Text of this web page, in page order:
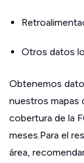
Otros datos
Obtenemos
nuestros mapas
cobertura de la
meses.Para el
área,